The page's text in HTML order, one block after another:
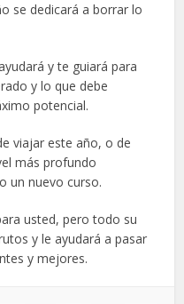
se dedicará a borrar lo
y te guiará para
y lo que debe
potencial.
viajar este año, o de
más profundo
un nuevo curso.
usted, pero todo su
y le ayudará a pasar
y mejores.